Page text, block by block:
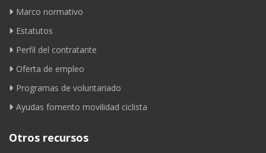
Marco normativo
Estatutos
Perfil del contratante
Oferta de empleo
Programas de voluntariado
Ayudas fomento movilidad ciclista
Otros recursos